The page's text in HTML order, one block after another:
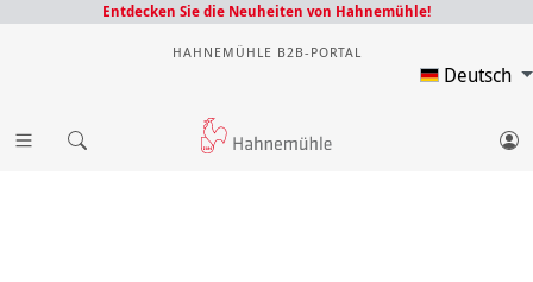
Entdecken Sie die Neuheiten von Hahnemühle!
HAHNEMÜHLE B2B-PORTAL
Deutsch